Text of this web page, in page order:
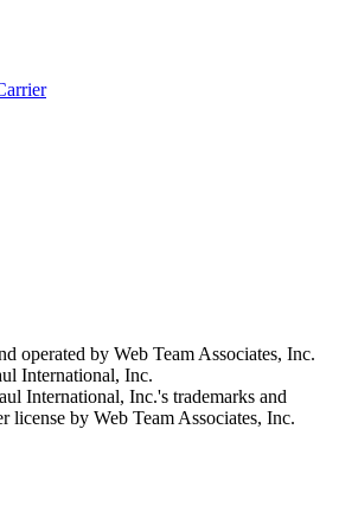
operated by Web Team Associates, Inc.
International, Inc.
International, Inc.'s trademarks and
license by Web Team Associates, Inc.